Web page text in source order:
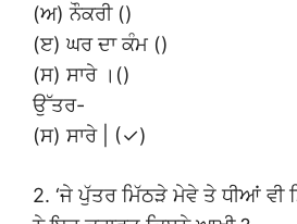
(ਅ) ਨੌਕਰੀ ()
(ੲ) ਘਰ ਦਾ ਕੰਮ ()
(ਸ) ਸਾਰੇ ।()
ਉੱਤਰ-
(ਸ) ਸਾਰੇ | (✓)
2. ‘ਜੇ ਪੁੱਤਰ ਮਿੱਠੜੇ ਮੇਵੇ ਤੇ ਧੀਆਂ ਵੀ